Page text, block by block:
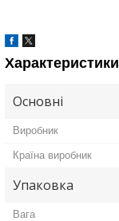
Характеристики
Основні
Виробник
Країна виробник
Упаковка
Вага